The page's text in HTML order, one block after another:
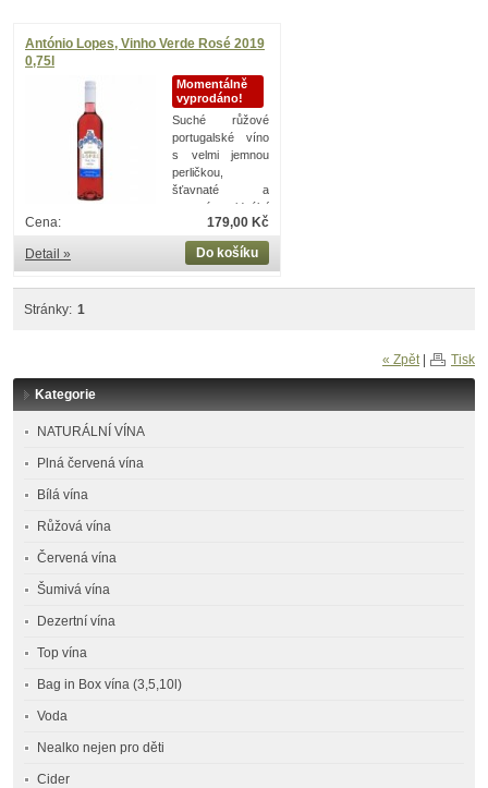
António Lopes, Vinho Verde Rosé 2019
0,75l
Momentálně
vyprodáno!
Suché růžové
portugalské víno
s velmi jemnou
perličkou,
šťavnaté a
ovocné, ideální
letní víno.
179,00 Kč
Cena:
Do košíku
Detail »
Stránky: 1
« Zpět| Tisk
Kategorie
NATURÁLNÍ VÍNA
Plná červená vína
Bílá vína
Růžová vína
Červená vína
Šumivá vína
Dezertní vína
Top vína
Bag in Box vína (3,5,10l)
Voda
Nealko nejen pro děti
Cider